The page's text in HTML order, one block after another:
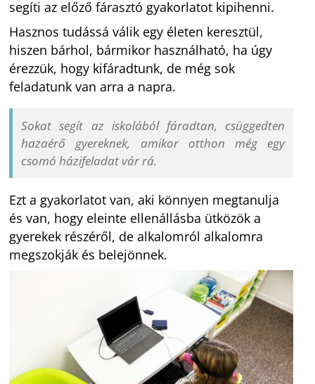
segíti az előző fárasztó gyakorlatot kipihenni.
Hasznos tudássá válik egy életen keresztül,
hiszen bárhol, bármikor használható, ha úgy
érezzük, hogy kifáradtunk, de még sok
feladatunk van arra a napra.
Sokat segít az iskolából fáradtan, csüggedten
hazaérő gyereknek, amikor otthon még egy
csomó házifeladat vár rá.
Ezt a gyakorlatot van, aki könnyen megtanulja
és van, hogy eleinte ellenállásba ütközök a
gyerekek részéről, de alkalomról alkalomra
megszokják és belejönnek.